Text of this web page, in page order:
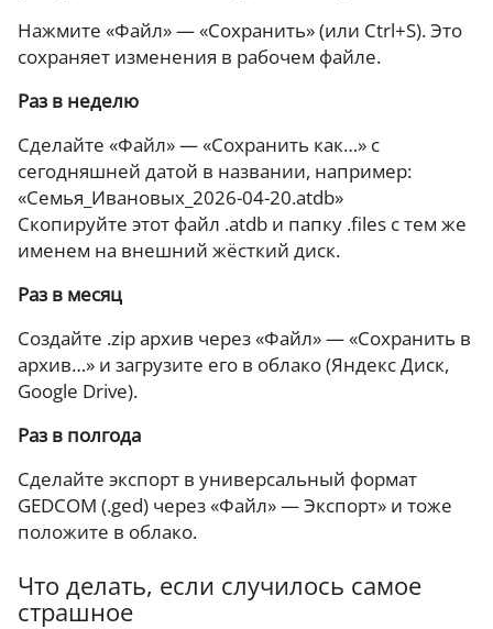
Нажмите «Файл» — «Сохранить» (или Ctrl+S). Это
сохраняет изменения в рабочем файле.
Раз в неделю
Сделайте «Файл» — «Сохранить как…» с
сегодняшней датой в названии, например:
«Семья_Ивановых_2026-04-20.atdb»
Скопируйте этот файл .atdb и папку .files с тем же
именем на внешний жёсткий диск.
Раз в месяц
Создайте .zip архив через «Файл» — «Сохранить в
архив…» и загрузите его в облако (Яндекс Диск,
Google Drive).
Раз в полгода
Сделайте экспорт в универсальный формат
GEDCOM (.ged) через «Файл» — Экспорт» и тоже
положите в облако.
Что делать, если случилось самое
страшное